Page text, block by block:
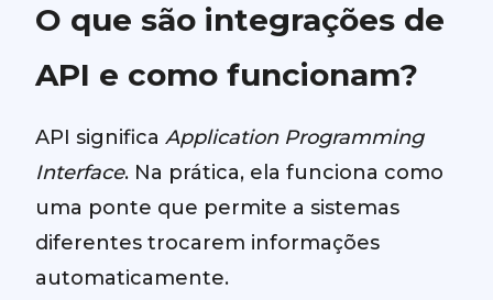
O que são integrações de
API e como funcionam?
API significa Application Programming
Interface. Na prática, ela funciona como
uma ponte que permite a sistemas
diferentes trocarem informações
automaticamente.